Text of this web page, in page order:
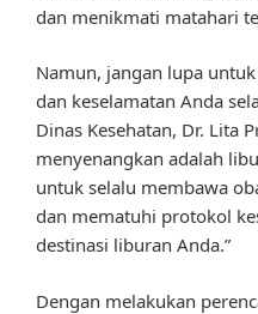
dan menikmati matahari
Namun, jangan lupa
dan keselamatan Anda
Dinas Kesehatan, Dr. Lita
menyenangkan adalah
untuk selalu membawa
dan mematuhi protokol
destinasi liburan Anda.”
Dengan melakukan